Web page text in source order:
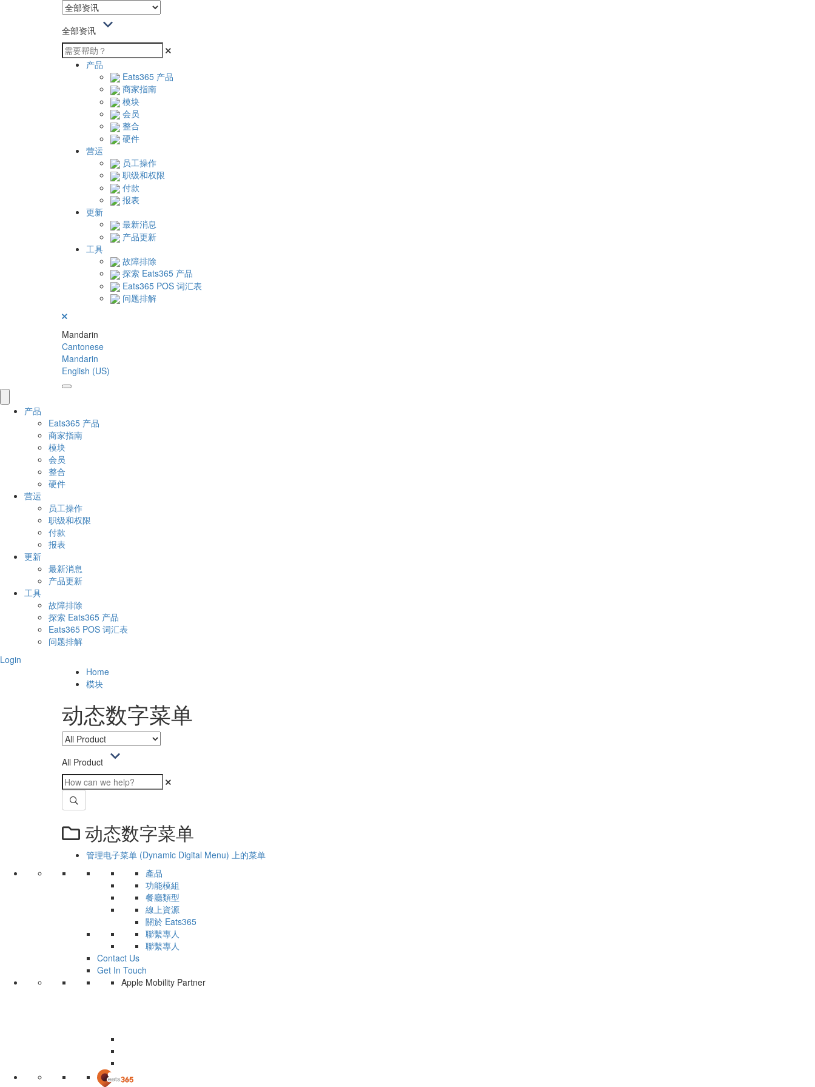
全部资讯
产品
Eats365 产品
商家指南
模块
会员
整合
硬件
营运
员工操作
职级和权限
付款
报表
更新
最新消息
产品更新
工具
故障排除
探索 Eats365 产品
Eats365 POS 词汇表
问题排解
Mandarin
Cantonese
Mandarin
English (US)
产品
Eats365 产品
商家指南
模块
会员
整合
硬件
营运
员工操作
职级和权限
付款
报表
更新
最新消息
产品更新
工具
故障排除
探索 Eats365 产品
Eats365 POS 词汇表
问题排解
Login
Home
模块
动态数字菜单
All Product
动态数字菜单
管理电子菜单 (Dynamic Digital Menu) 上的菜单
產品
功能模組
餐廳類型
線上資源
關於 Eats365
聯繫專人
聯繫專人
Contact Us
Get In Touch
Apple Mobility Partner